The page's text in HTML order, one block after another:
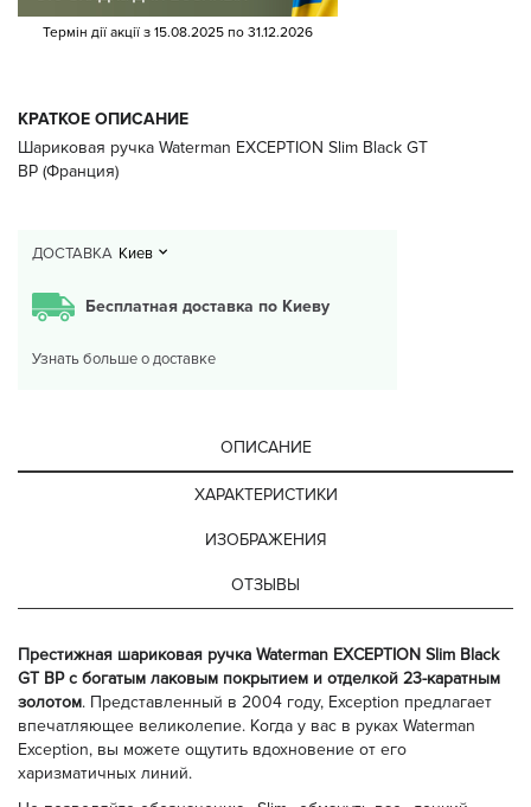
Термін дії акції з 15.08.2025 по 31.12.2026
КРАТКОЕ ОПИСАНИЕ
Шариковая ручка Waterman EXCEPTION Slim Black GT
BP (Франция)
ДОСТАВКА Киев
Бесплатная доставка по Киеву
Узнать больше о доставке
ОПИСАНИЕ
ХАРАКТЕРИСТИКИ
ИЗОБРАЖЕНИЯ
ОТЗЫВЫ
Престижная шариковая ручка Waterman EXCEPTION Slim Black
GT BP с богатым лаковым покрытием и отделкой 23-каратным
золотом. Представленный в 2004 году, Exception предлагает
впечатляющее великолепие. Когда у вас в руках Waterman
Exception, вы можете ощутить вдохновение от его
харизматичных линий.